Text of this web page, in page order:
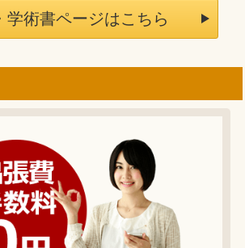
学術書ページはこちら